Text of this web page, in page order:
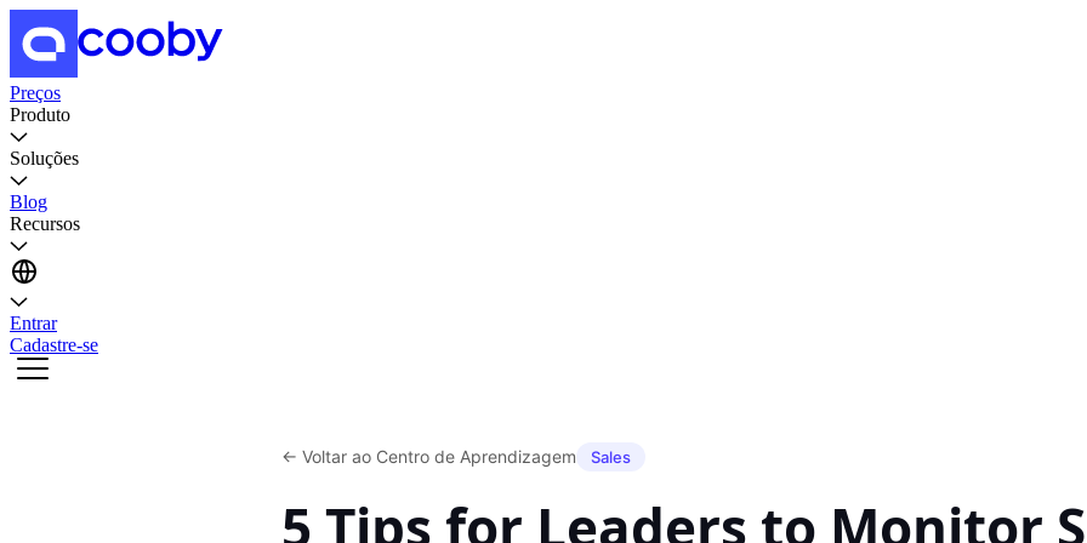
Preços
Produto
Soluções
Blog
Recursos
Entrar
Cadastre-se
← Voltar ao Centro de Aprendizagem Sales
5 Tips for Leaders to Monitor